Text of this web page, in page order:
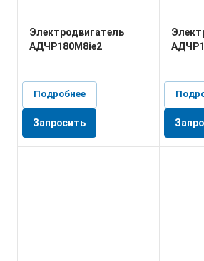
Электродвигатель
АДЧР180М8ie2
Подробнее
Запросить